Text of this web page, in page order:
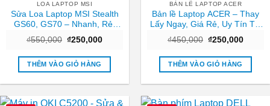
LOA LAPTOP MSI
Sửa Loa Laptop MSI Stealth
GS60, GS70 – Nhanh, Rẻ,
₫550,000 Giá
là:
₫550,000.
₫250,000Giá
tại
₫250,000.
THÊM VÀO GIỎ HÀNG
BẢN LỀ LAPTOP ACER
Bản lề Laptop ACER – Thay
Lấy Ngay, Giá Rẻ, Uy Tín Tại
₫450,000 Giá
là:
₫450,000.
₫250,000Giá
tại
THÊM VÀO GIỎ HÀNG